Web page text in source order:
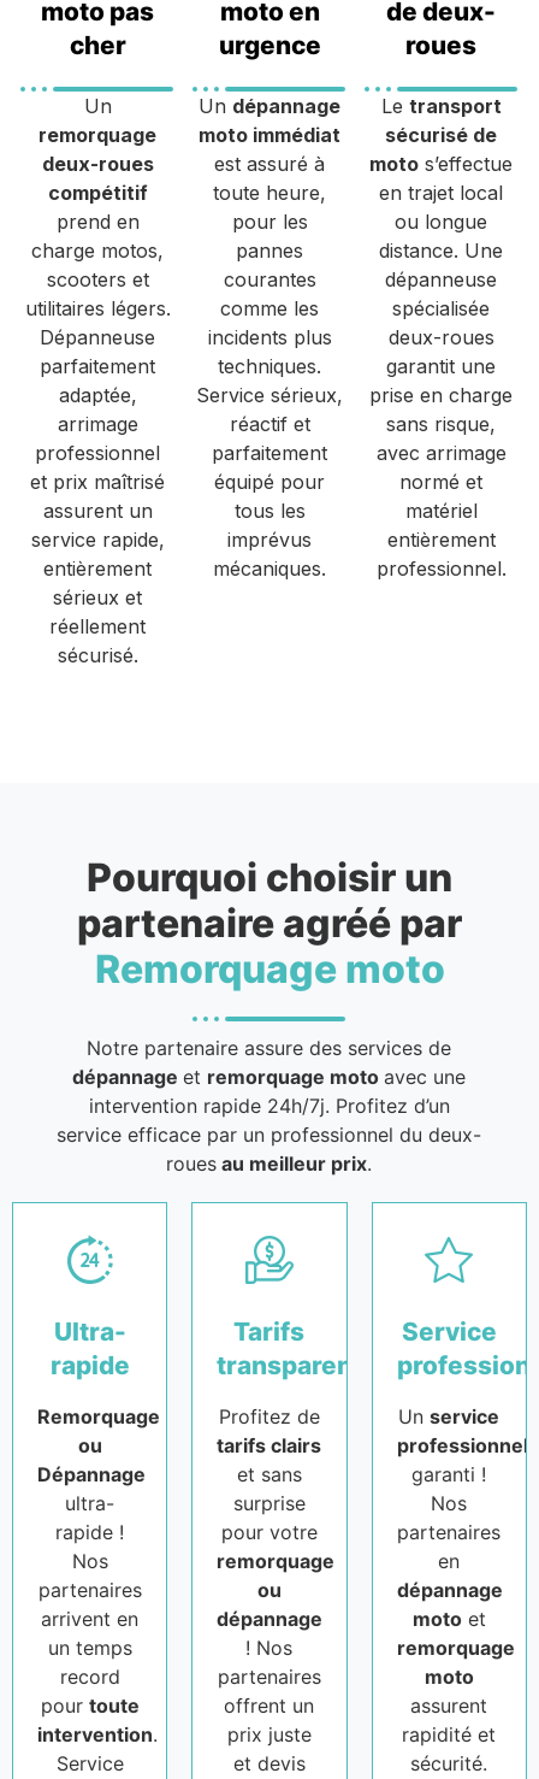
moto pas
cher
Un
remorquage
deux-roues
compétitif
prend en
charge motos,
scooters et
utilitaires légers.
Dépanneuse
parfaitement
adaptée,
arrimage
professionnel
et prix maîtrisé
assurent un
service rapide,
entièrement
sérieux et
réellement
sécurisé.
moto en
urgence
Un dépannage
moto immédiat
est assuré à
toute heure,
pour les
pannes
courantes
comme les
incidents plus
techniques.
Service sérieux,
réactif et
parfaitement
équipé pour
tous les
imprévus
mécaniques.
de deux-
roues
Le transport
sécurisé de
moto s’effectue
en trajet local
ou longue
distance. Une
dépanneuse
spécialisée
deux-roues
garantit une
prise en charge
sans risque,
avec arrimage
normé et
matériel
entièrement
professionnel.
Pourquoi choisir un
partenaire agréé par
Remorquage moto
Notre partenaire assure des services de
dépannageet remorquage motoavec une
intervention rapide 24h/7j. Profitez d’un
service efficace par un professionnel du deux-
roues au meilleur prix.
Ultra-
rapide
Remorquage
ou
Dépannage
ultra-
rapide !
Nos
partenaires
arrivent en
un temps
record
pour toute
intervention.
Service
Tarifs
transparents
Profitez de
tarifs clairs
et sans
surprise
pour votre
remorquage
ou
dépannage
! Nos
partenaires
offrent un
prix juste
et devis
Service
Unservice
professionnel
garanti !
Nos
partenaires
en
dépannage
motoet
remorquage
moto
assurent
rapidité et
sécurité.